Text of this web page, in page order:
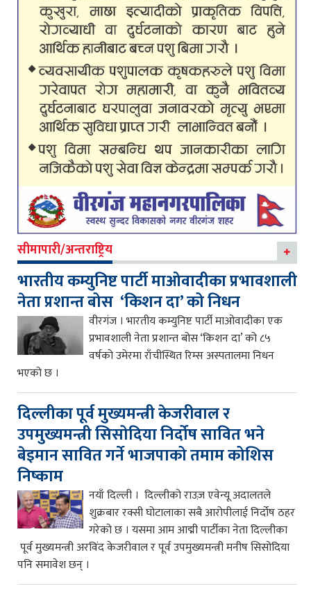
सीमापारी/अन्तराष्ट्रिय
भारतीय कम्युनिष्ट पार्टी माओवादीका प्रभावशाली
नेता प्रशान्त बोस ‘किशन दा’ को निधन
वीरगंज । भारतीय कम्युनिष्ट पार्टी माओवादीका एक
प्रभावशाली नेता प्रशान्त बोस ‘किशन दा’ को ८५
वर्षको उमेरमा राँचीस्थित रिम्स अस्पतालमा निधन
भएको छ ।
दिल्लीका पूर्व मुख्यमन्त्री केजरीवाल र
उपमुख्यमन्त्री सिसोदिया निर्दोष सावित भने
बेइमान सावित गर्ने भाजपाको तमाम कोशिस
निष्काम
नयाँ दिल्ली । दिल्लीको राउज़ एवेन्यू अदालतले
शुक्रबार रक्सी घोटालाका सबै आरोपीलाई निर्दोष ठहर
गरेको छ । यसमा आम आद्मी पार्टीका नेता दिल्लीका
पूर्व मुख्यमन्त्री अरविंद केजरीवाल र पूर्व उपमुख्यमन्त्री मनीष सिसोदिया
पनि समावेश छन् ।